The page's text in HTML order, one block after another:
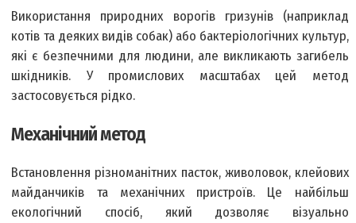
Використання природних ворогів гризунів (наприклад
котів та деяких видів собак) або бактеріологічних культур,
які є безпечними для людини, але викликають загибель
шкідників. У промислових масштабах цей метод
застосовується рідко.
Механічний метод
Встановлення різноманітних пасток, живоловок, клейових
майданчиків та механічних пристроїв. Це найбільш
екологічний спосіб, який дозволяє візуально